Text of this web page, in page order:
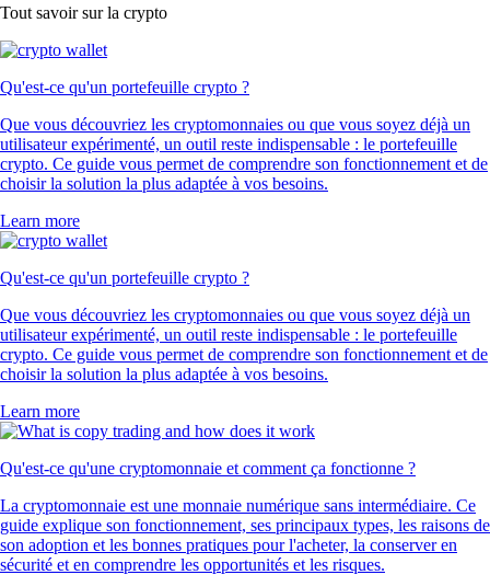
Tout savoir sur la crypto
Qu'est-ce qu'un portefeuille crypto ?
Que vous découvriez les cryptomonnaies ou que vous soyez déjà un
utilisateur expérimenté, un outil reste indispensable : le portefeuille
crypto. Ce guide vous permet de comprendre son fonctionnement et de
choisir la solution la plus adaptée à vos besoins.
Learn more
Qu'est-ce qu'un portefeuille crypto ?
Que vous découvriez les cryptomonnaies ou que vous soyez déjà un
utilisateur expérimenté, un outil reste indispensable : le portefeuille
crypto. Ce guide vous permet de comprendre son fonctionnement et de
choisir la solution la plus adaptée à vos besoins.
Learn more
Qu'est-ce qu'une cryptomonnaie et comment ça fonctionne ?
La cryptomonnaie est une monnaie numérique sans intermédiaire. Ce
guide explique son fonctionnement, ses principaux types, les raisons de
son adoption et les bonnes pratiques pour l'acheter, la conserver en
sécurité et en comprendre les opportunités et les risques.